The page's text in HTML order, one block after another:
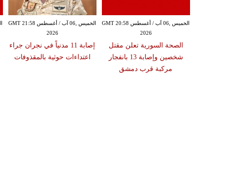
الخميس ,06 آب / أغسطس GMT 21:58
2026
إصابة 11 مدنياً في نجران جراء
اعتداءات حوثية بالمقذوفات
الخميس ,06 آب / أغسطس GMT 20:58
2026
الصحة السورية تعلن مقتل
شخصين وإصابة 13 بانفجار
مركبة قرب دمشق